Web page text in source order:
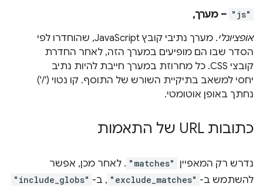
"js" – מערך,
אופציונלי
. מערך נתיבי קובץ JavaScript, שהוחדרו לפי
הסדר שבו הם מופיעים במערך הזה, לאחר החדרת
קובצי CSS. כל מחרוזת במערך חייבת להיות נתיב
יחסי למשאב בתיקיית השורש של התוסף. קו נטוי ('/')
נחתך באופן אוטומטי.
כתובות URL של התאמות
נדרש רק המאפיין "matches" . לאחר מכן, אפשר
להשתמש ב- "exclude_matches" , ב- "include_globs"